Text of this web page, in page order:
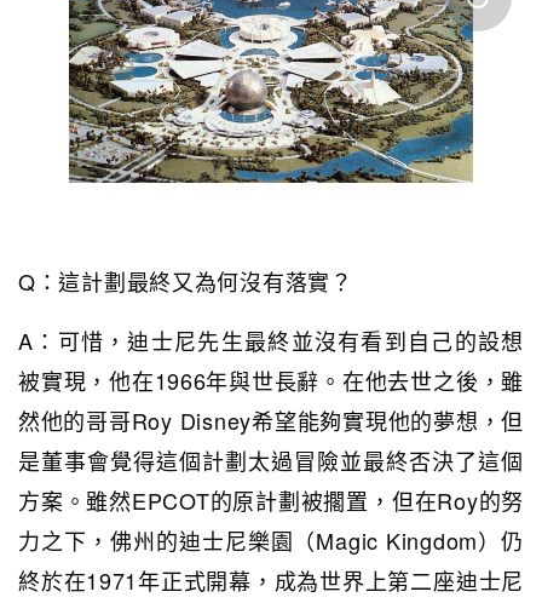
Q：這計劃最終又為何沒有落實？
A：可惜，迪士尼先生最終並沒有看到自己的設想
被實現，他在1966年與世長辭。在他去世之後，雖
然他的哥哥Roy Disney希望能夠實現他的夢想，但
是董事會覺得這個計劃太過冒險並最終否決了這個
方案。雖然EPCOT的原計劃被擱置，但在Roy的努
力之下，佛州的迪士尼樂園（Magic Kingdom）仍
終於在1971年正式開幕，成為世界上第二座迪士尼